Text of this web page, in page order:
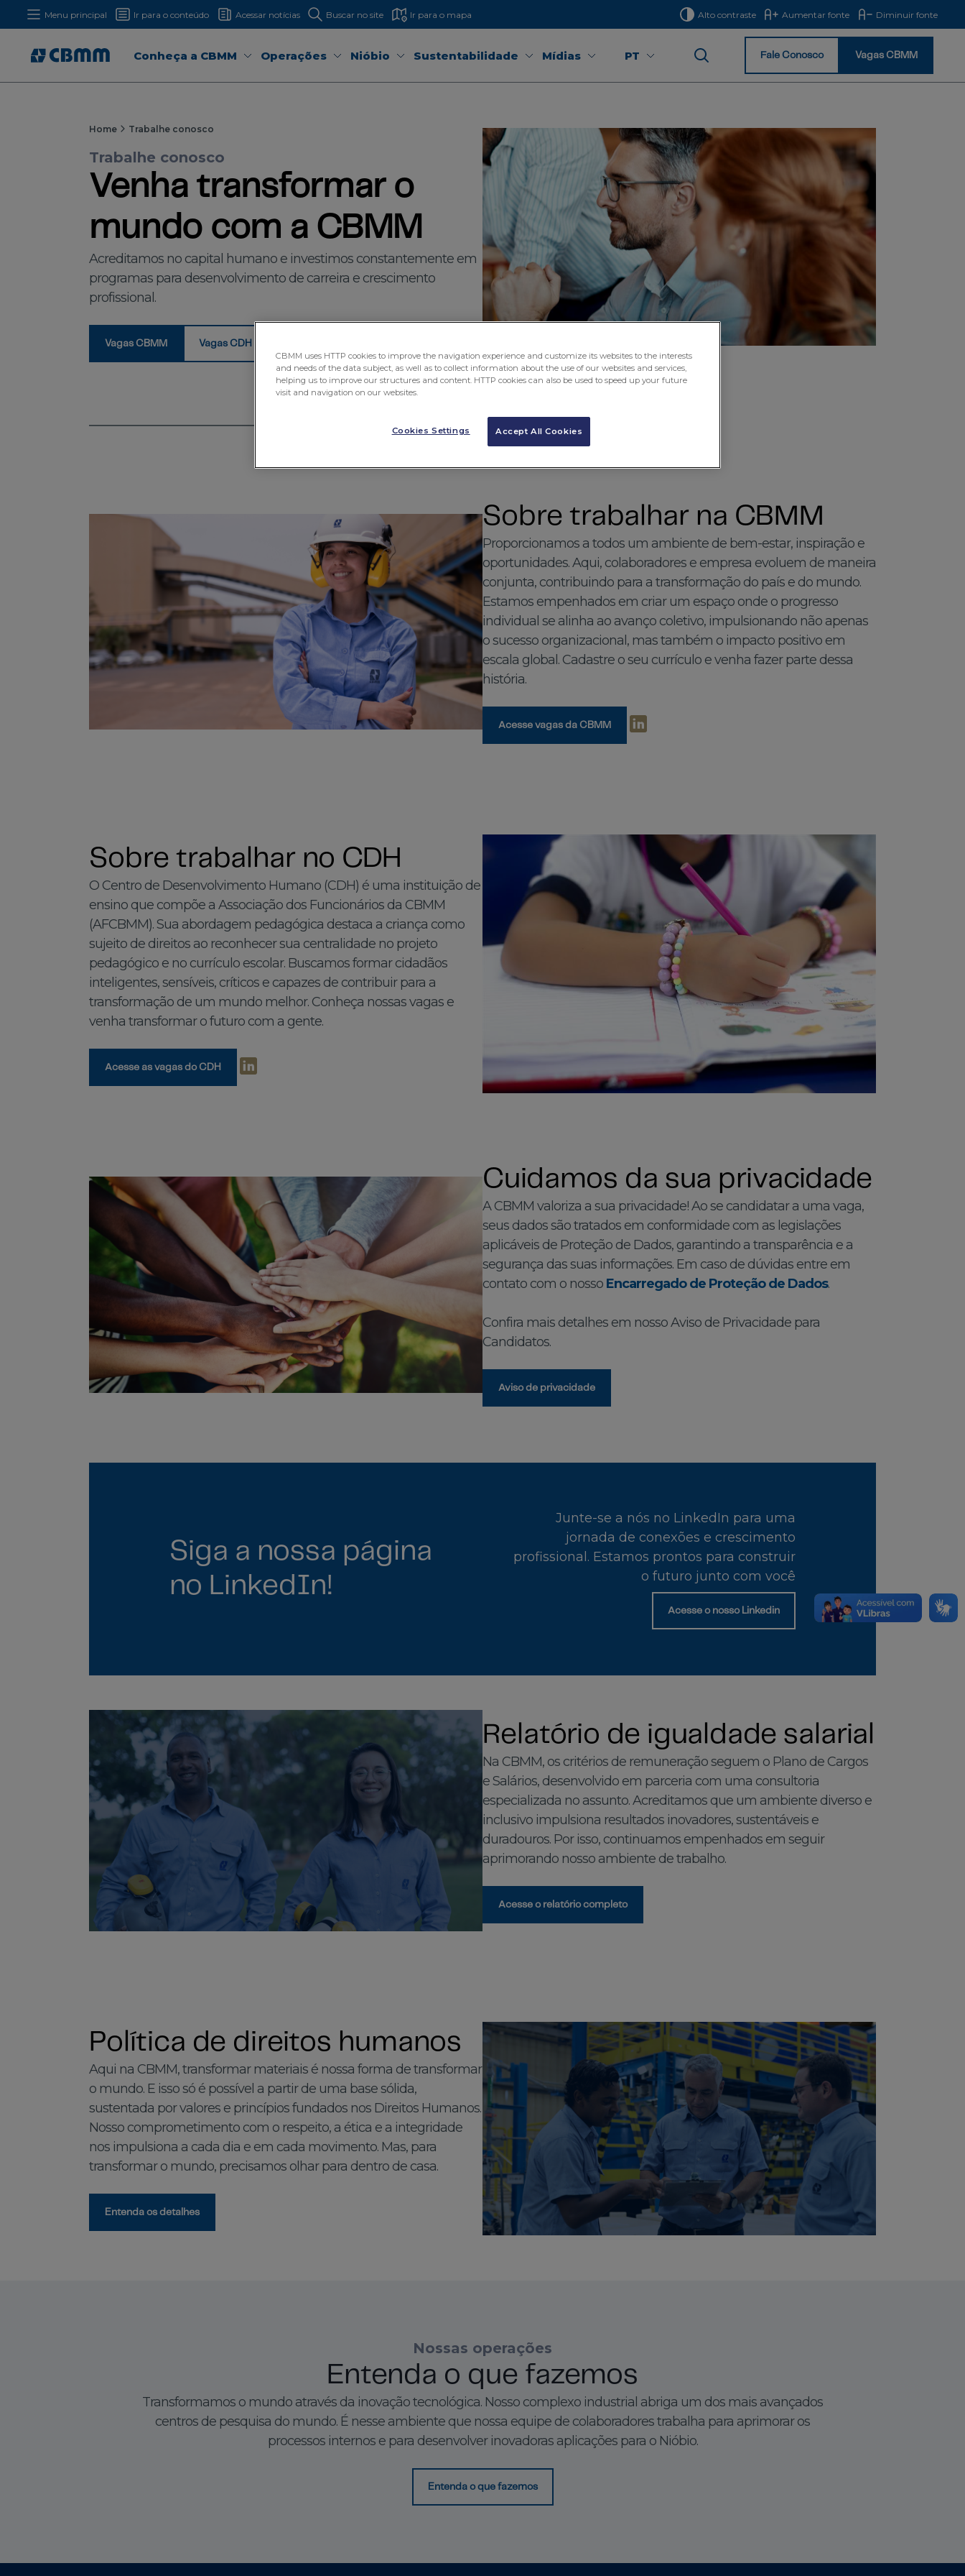
Menu principal Ir para o conteúdo Acessar notícias Buscar no site Ir para o mapa Alto contraste Aumentar fonte Diminuir fonte
Conheça a CBMM Operações Nióbio Sustentabilidade Mídias PT Início Fale Conosco Vagas CBMM
Home Trabalhe conosco
Trabalhe conosco
Venha transformar o
mundo com a CBMM
Acreditamos no capital humano e investimos constantemente em
programas para desenvolvimento de carreira e crescimento
profissional.
Vagas CBMM Vagas CDH
Sobre trabalhar na CBMM
Proporcionamos a todos um ambiente de bem-estar, inspiração e
oportunidades. Aqui, colaboradores e empresa evoluem de maneira
conjunta, contribuindo para a transformação do país e do mundo.
Estamos empenhados em criar um espaço onde o progresso
individual se alinha ao avanço coletivo, impulsionando não apenas
o sucesso organizacional, mas também o impacto positivo em
escala global. Cadastre o seu currículo e venha fazer parte dessa
história.
Acesse vagas da CBMM
Sobre trabalhar no CDH
O Centro de Desenvolvimento Humano (CDH) é uma instituição de
ensino que compõe a Associação dos Funcionários da CBMM
(AFCBMM). Sua abordagem pedagógica destaca a criança como
sujeito de direitos ao reconhecer sua centralidade no projeto
pedagógico e no currículo escolar. Buscamos formar cidadãos
inteligentes, sensíveis, críticos e capazes de contribuir para a
transformação de um mundo melhor. Conheça nossas vagas e
venha transformar o futuro com a gente.
Acesse as vagas do CDH
Cuidamos da sua privacidade
A CBMM valoriza a sua privacidade! Ao se candidatar a uma vaga,
seus dados são tratados em conformidade com as legislações
aplicáveis de Proteção de Dados, garantindo a transparência e a
segurança das suas informações. Em caso de dúvidas entre em
contato com o nosso Encarregado de Proteção de Dados.
Confira mais detalhes em nosso Aviso de Privacidade para
Candidatos.
Aviso de privacidade
Siga a nossa página
no LinkedIn!
Junte-se a nós no LinkedIn para uma
jornada de conexões e crescimento
profissional. Estamos prontos para construir
o futuro junto com você
Acesse o nosso Linkedin
Relatório de igualdade salarial
Na CBMM, os critérios de remuneração seguem o Plano de Cargos
e Salários, desenvolvido em parceria com uma consultoria
especializada no assunto. Acreditamos que um ambiente diverso e
inclusivo impulsiona resultados inovadores, sustentáveis e
duradouros. Por isso, continuamos empenhados em seguir
aprimorando nosso ambiente de trabalho.
Acesse o relatório completo
Política de direitos humanos
Aqui na CBMM, transformar materiais é nossa forma de transformar
o mundo. E isso só é possível a partir de uma base sólida,
sustentada por valores e princípios fundados nos Direitos Humanos.
Nosso comprometimento com o respeito, a ética e a integridade
nos impulsiona a cada dia e em cada movimento. Mas, para
transformar o mundo, precisamos olhar para dentro de casa.
Entenda os detalhes
Nossas operações
Entenda o que fazemos
Transformamos o mundo através da inovação tecnológica. Nosso complexo industrial abriga um dos mais avançados
centros de pesquisa do mundo. É nesse ambiente que nossa equipe de colaboradores trabalha para aprimorar os
processos internos e para desenvolver inovadoras aplicações para o Nióbio.
Entenda o que fazemos
CBMM uses HTTP cookies to improve the navigation experience and customize its websites to the interests
and needs of the data subject, as well as to collect information about the use of our websites and services,
helping us to improve our structures and content. HTTP cookies can also be used to speed up your future
visit and navigation on our websites.
Accept All Cookies
Cookies Settings